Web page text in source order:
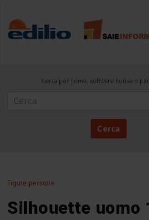
Cerca per nome, software house o
Cerca
Figure persone
Silhouette uomo